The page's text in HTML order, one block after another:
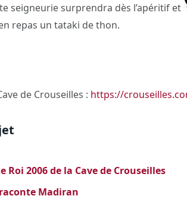
seigneurie surprendra dès l’apéritif et
repas un tataki de thon.
de Crouseilles : https://
Roi 2006 de la Cave de Crouseilles
Madiran